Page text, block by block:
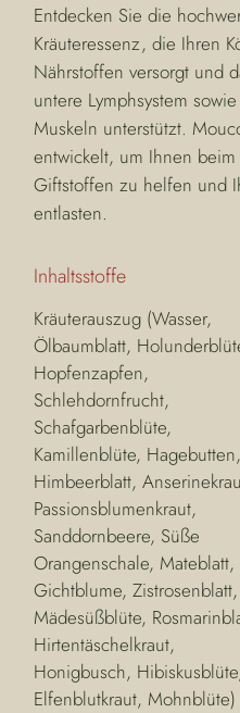
Entdecken Sie die
Kräuteressenz, die Ihren
Nährstoffen versorgt und
untere Lymphsystem
Muskeln unterstützt.
entwickelt, um Ihnen
Giftstoffen zu helfen und
entlasten.
Inhaltsstoffe
Kräuterauszug (Wasser,
Ölbaumblatt,
Hopfenzapfen,
Schlehdornfrucht,
Schafgarbenblüte,
Kamillenblüte, Hagebutten,
Himbeerblatt,
Passionsblumenkraut,
Sanddornbeere, Süße
Orangenschale, Mateblatt,
Gichtblume, Zistrosenblatt,
Mädesüßblüte,
Hirtentäschelkraut,
Honigbusch,
Elfenblutkraut, Mohnblüte)